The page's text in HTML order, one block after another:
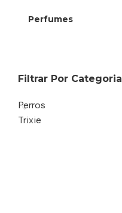
Perfumes
Filtrar Por Categoria
Perros
Trixie